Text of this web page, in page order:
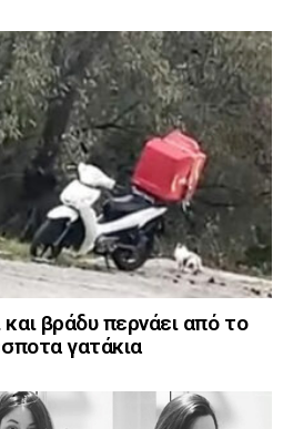
βράδυ περνάει από το
γατάκια